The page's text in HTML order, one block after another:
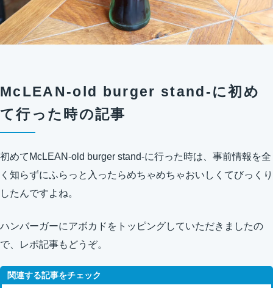
McLEAN-old burger stand-に初め
て行った時の記事
初めてMcLEAN-old burger stand-に行った時は、事前情報を全
く知らずにふらっと入ったらめちゃめちゃおいしくてびっくり
したんですよね。
ハンバーガーにアボカドをトッピングしていただきましたの
で、レポ記事もどうぞ。